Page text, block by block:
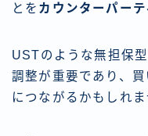
とを カウンターパーテ
USTのような無担保
調整が重要であり、
につながるかもしれま